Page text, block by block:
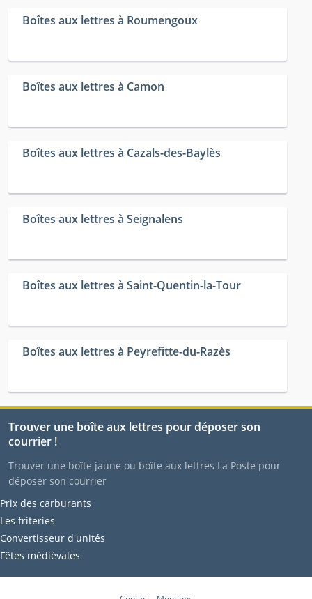
Boîtes aux lettres à Roumengoux
Boîtes aux lettres à Camon
Boîtes aux lettres à Cazals-des-Baylès
Boîtes aux lettres à Seignalens
Boîtes aux lettres à Saint-Quentin-la-Tour
Boîtes aux lettres à Peyrefitte-du-Razès
Trouver une boîte aux lettres pour déposer son
courrier !
Trouver une boîte jaune ou boîte aux lettres La Poste pour
déposer son courrier
Prix des carburants
Les friteries
Convertisseur d'unités
Fêtes médiévales